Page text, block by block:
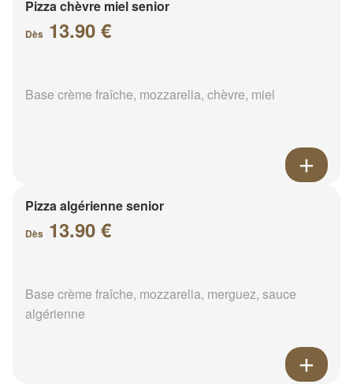
Pizza chèvre miel senior
Dès 13.90 €
Base crème fraîche, mozzarella, chèvre, miel
Pizza algérienne senior
Dès 13.90 €
Base crème fraîche, mozzarella, merguez, sauce
algérienne